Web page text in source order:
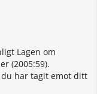
Lagen om
(2005:59).
har tagit emot ditt